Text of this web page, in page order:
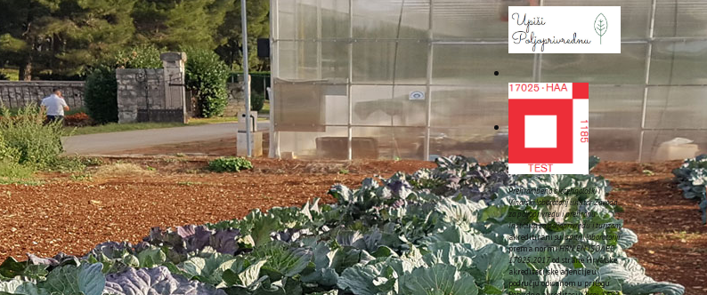
Prehrambeno biotehnološki i
Vinarski laboratorij unutar Zavoda
za poljoprivredu i prehranu
Instituta za poljoprivredu i turizam
akreditirani suispitni laboratoriji
prema normiHRN EN ISO/IEC
17025:2017od strane Hrvatske
akreditacijske agencije u
području opisanom u prilogu